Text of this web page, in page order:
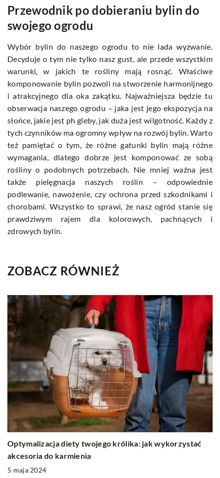
Przewodnik po dobieraniu bylin do
swojego ogrodu
Wybór bylin do naszego ogrodu to nie lada wyzwanie.
Decyduje o tym nie tylko nasz gust, ale przede wszystkim
warunki, w jakich te rośliny mają rosnąć. Właściwe
komponowanie bylin pozwoli na stworzenie harmonijnego
i atrakcyjnego dla oka zakątku. Najważniejsza będzie tu
obserwacja naszego ogrodu – jaka jest jego ekspozycja na
słońce, jakie jest ph gleby, jak duża jest wilgotność. Każdy z
tych czynników ma ogromny wpływ na rozwój bylin. Warto
też pamiętać o tym, że różne gatunki bylin mają różne
wymagania, dlatego dobrze jest komponować ze sobą
rośliny o podobnych potrzebach. Nie mniej ważna jest
także pielęgnacja naszych roślin – odpowiednie
podlewanie, nawożenie, czy ochrona przed szkodnikami i
chorobami. Wszystko to sprawi, że nasz ogród stanie się
prawdziwym rajem dla kolorowych, pachnących i
zdrowych bylin.
ZOBACZ RÓWNIEŻ
Optymalizacja diety twojego królika: jak wykorzystać
akcesoria do karmienia
5 maja 2024